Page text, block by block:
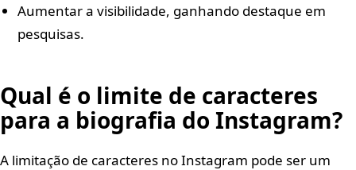
Aumentar a visibilidade, ganhando destaque em
pesquisas.
Qual é o limite de caracteres
para a biografia do Instagram?
A limitação de caracteres no Instagram pode ser um